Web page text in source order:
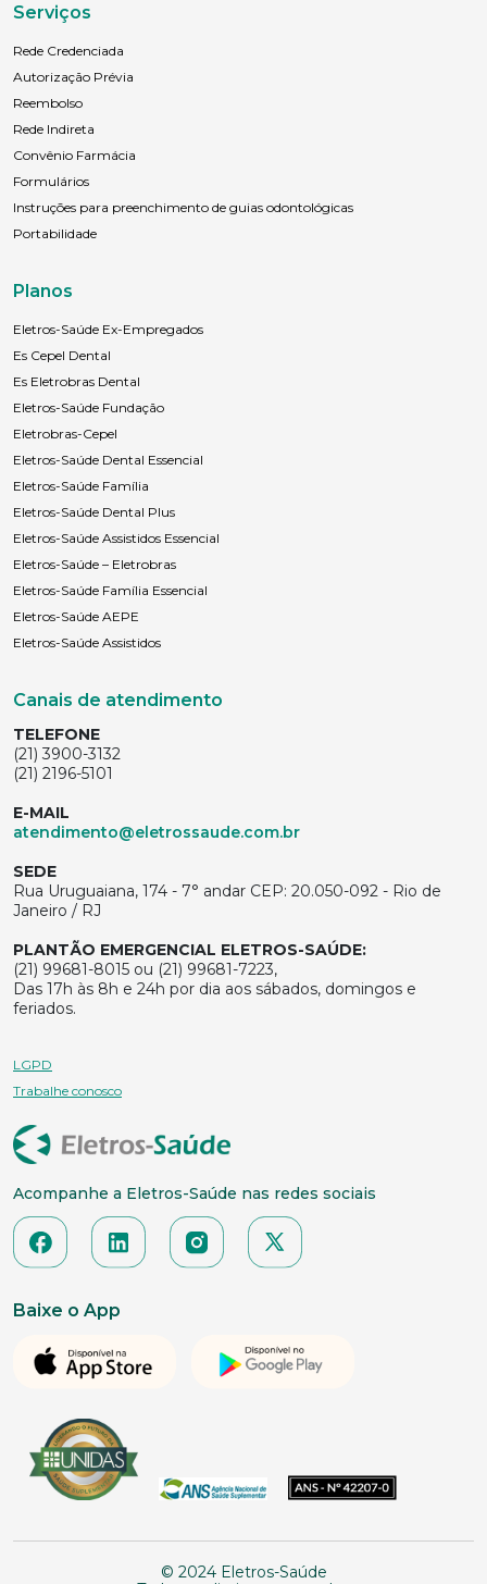
Serviços
Rede Credenciada
Autorização Prévia
Reembolso
Rede Indireta
Convênio Farmácia
Formulários
Instruções para preenchimento de guias odontológicas
Portabilidade
Planos
Eletros-Saúde Ex-Empregados
Es Cepel Dental
Es Eletrobras Dental
Eletros-Saúde Fundação
Eletrobras-Cepel
Eletros-Saúde Dental Essencial
Eletros-Saúde Família
Eletros-Saúde Dental Plus
Eletros-Saúde Assistidos Essencial
Eletros-Saúde – Eletrobras
Eletros-Saúde Família Essencial
Eletros-Saúde AEPE
Eletros-Saúde Assistidos
Canais de atendimento
TELEFONE
(21) 3900-3132
(21) 2196-5101
E-MAIL
atendimento@eletrossaude.com.br
SEDE
Rua Uruguaiana, 174 - 7° andar CEP: 20.050-092 - Rio de
Janeiro / RJ
PLANTÃO EMERGENCIAL ELETROS-SAÚDE:
(21) 99681-8015 ou (21) 99681-7223,
Das 17h às 8h e 24h por dia aos sábados, domingos e
feriados.
LGPD
Trabalhe conosco
Acompanhe a Eletros-Saúde nas redes sociais
Baixe o App
© 2024 Eletros-Saúde